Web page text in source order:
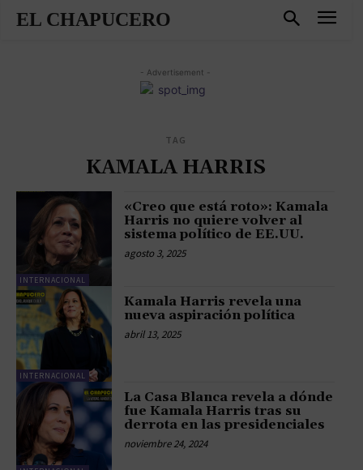
EL CHAPUCERO
- Advertisement -
TAG
KAMALA HARRIS
INTERNACIONAL
«Creo que está roto»: Kamala
Harris no quiere volver al
sistema político de EE.UU.
agosto 3, 2025
INTERNACIONAL
Kamala Harris revela una
nueva aspiración política
abril 13, 2025
La Casa Blanca revela a dónde
fue Kamala Harris tras su
derrota en las presidenciales
noviembre 24, 2024